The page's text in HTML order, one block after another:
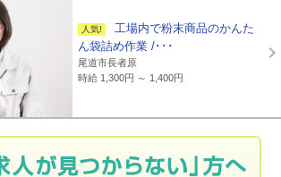
工場内で粉末商品のかんた
ん袋詰め作業 /･･･
尾道市長者原
時給 1,300円 ～ 1,400円